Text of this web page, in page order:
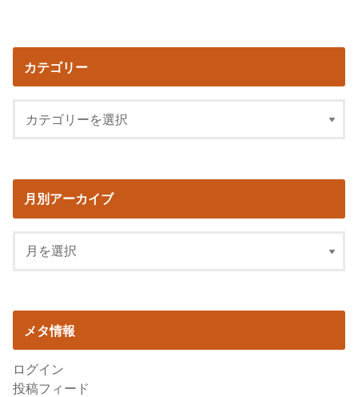
カテゴリー
月別アーカイブ
メタ情報
ログイン
投稿フィード